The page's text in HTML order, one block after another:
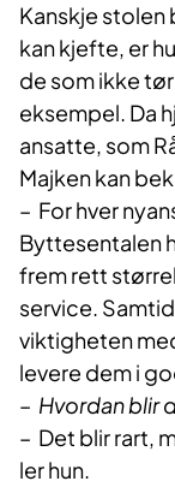
Kanskje stolen
kan kjefte, er
de som ikke
eksempel. Da
ansatte, som
Majken kan
– For hver
Byttesentalen
frem rett
service.
viktigheten
levere dem i
– Hvordan blir
– Det blir rart,
ler hun.